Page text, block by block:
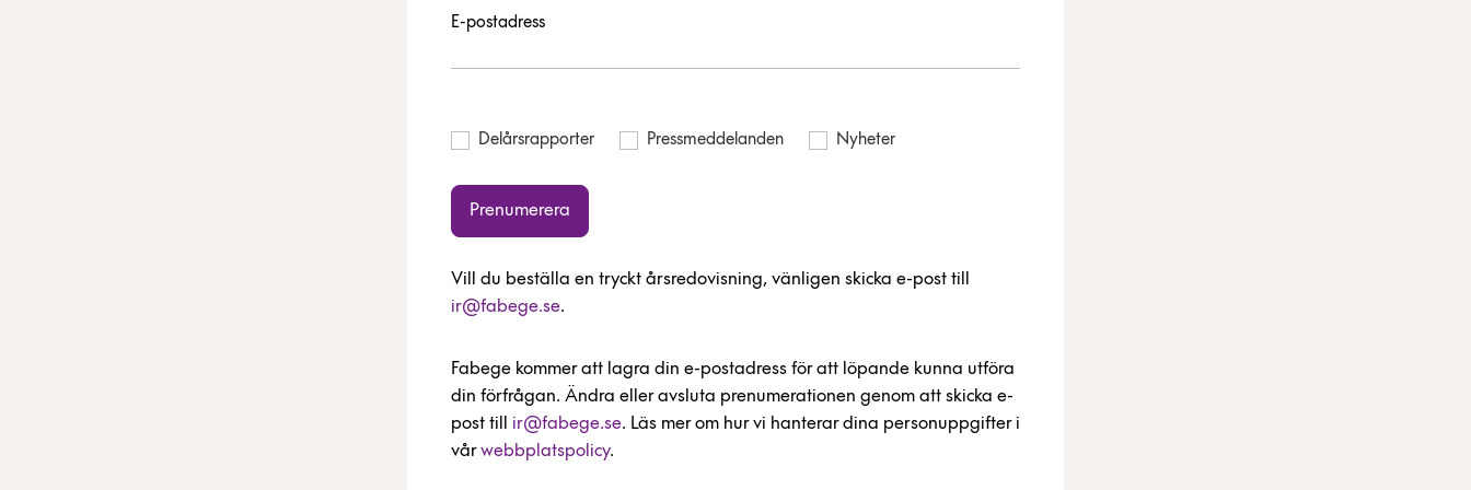
E-postadress
Delårsrapporter Pressmeddelanden Nyheter
Prenumerera
Vill du beställa en tryckt årsredovisning, vänligen skicka e-post till
ir@fabege.se.
Fabege kommer att lagra din e-postadress för att löpande kunna utföra
din förfrågan. Ändra eller avsluta prenumerationen genom att skicka e-
post till ir@fabege.se. Läs mer om hur vi hanterar dina personuppgifter i
vårwebbplatspolicy.